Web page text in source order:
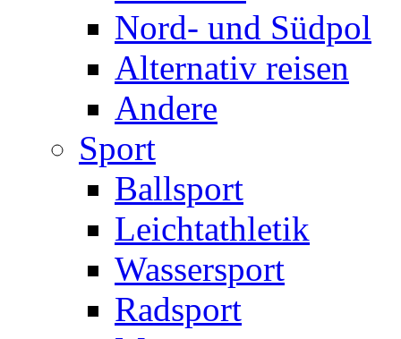
Nord- und Südpol
Alternativ reisen
Andere
Sport
Ballsport
Leichtathletik
Wassersport
Radsport